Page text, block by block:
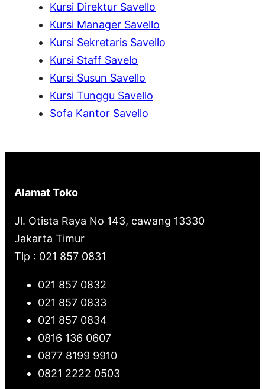
Kursi Direktur Savello
Kursi Manager Savello
Kursi Sekretaris Savello
Kursi Staff Savelo
Kursi Susun Savello
Kursi Tunggu Savello
Sofa Kantor Savello
Alamat Toko
Jl. Otista Raya No 143, cawang 13330
Jakarta Timur
Tlp : 021 857 0831
021 857 0832
021 857 0833
021 857 0834
0816 136 0607
0877 8199 9910
0821 2222 0503